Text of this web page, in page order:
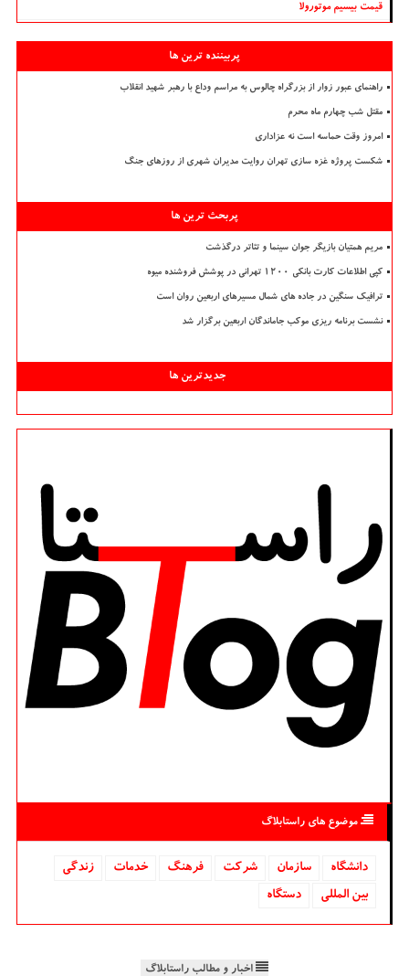
قیمت بیسیم موتورولا
پربیننده ترین ها
راهنمای عبور زوار از بزرگراه چالوس به مراسم وداع با رهبر شهید انقلاب
مقتل شب چهارم ماه محرم
امروز وقت حماسه است نه عزاداری
شکست پروژه غزه سازی تهران روایت مدیران شهری از روزهای جنگ
پربحث ترین ها
مریم همتیان بازیگر جوان سینما و تئاتر درگذشت
کپی اطلاعات کارت بانکی ۱۲۰۰ تهرانی در پوشش فروشنده میوه
ترافیک سنگین در جاده های شمال مسیرهای اربعین روان است
نشست برنامه ریزی موکب جاماندگان اربعین برگزار شد
جدیدترین ها
موضوع های راستابلاگ
دانشگاه‌ سازمان شركت فرهنگ خدمات
زندگی
بین المللی
دستگاه
اخبار و مطالب راستابلاگ